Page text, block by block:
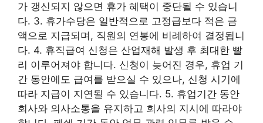
가 갱신되지 않으면 휴가 혜택이 중단될 수 있습니
다. 3. 휴가수당은 일반적으로 고정급보다 적은 금
액으로 지급되며, 직원의 연봉에 비례하여 결정됩니
다. 4. 휴직급여 신청은 산업재해 발생 후 최대한 빨
리 이루어져야 합니다. 신청이 늦어진 경우, 휴업 기
간 동안에도 급여를 받으실 수 있으나, 신청 시기에
따라 지급이 지연될 수 있습니다. 5. 휴업기간 동안
회사와 의사소통을 유지하고 회사의 지시에 따라야